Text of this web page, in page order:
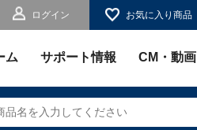
ログイン お気に入り商品
ム サポート情報 CM・動画